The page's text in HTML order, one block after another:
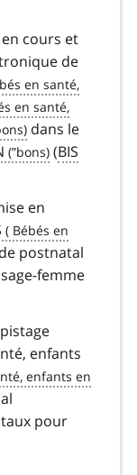
cours et
de
dans le
(BIS
en
postnatal
femme
enfants
pour